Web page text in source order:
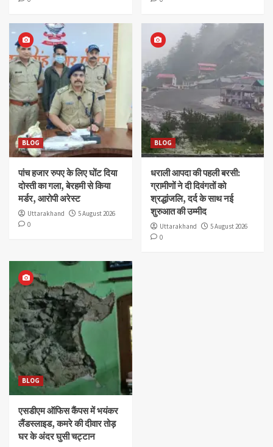
BLOG
पांच हजार रुपए के लिए घोंट दिया
दोस्ती का गला, बेरहमी से किया
मर्डर, आरोपी अरेस्ट
Uttarakhand
5 August 2026
0
BLOG
धराली आपदा की पहली बरसी:
ग्रामीणों ने दी दिवंगतों को
श्रद्धांजलि, दर्द के साथ नई
शुरुआत की उम्मीद
Uttarakhand
5 August 2026
0
BLOG
एसडीएम ऑफिस कैंपस में भयंकर
लैंडस्लाइड, कमरे की दीवार तोड़
घर के अंदर घुसी चट्टान